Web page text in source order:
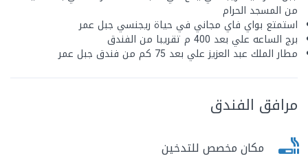
من المسجد الحرام
استمتع بواي فاي مجاني في حياة ريجنسي جبل عمر
برج الساعه علي بعد 400 م تقريبا من الفندق
مطار الملك عبد العزيز علي بعد 75 كم من فندق جبل عمر
مرافق الفندق
مكان مخصص للتدخين